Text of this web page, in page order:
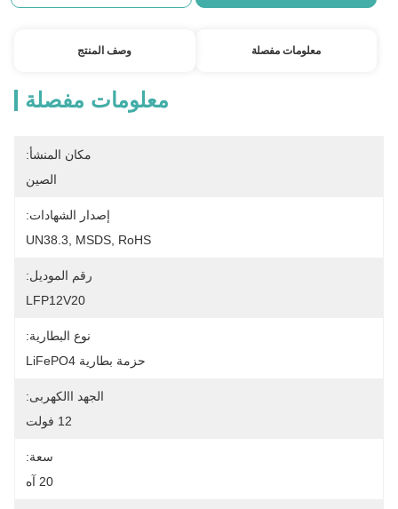
معلومات مفصلة وصف المنتج
معلومات مفصلة
مكان المنشأ:
الصين
إصدار الشهادات:
UN38.3, MSDS, RoHS
رقم الموديل:
LFP12V20
نوع البطارية:
حزمة بطارية LiFePO4
الجهد االكهربى:
12 فولت
سعة:
20 آه